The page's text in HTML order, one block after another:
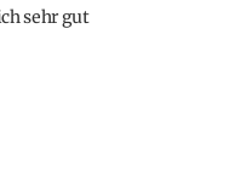
sehr gut